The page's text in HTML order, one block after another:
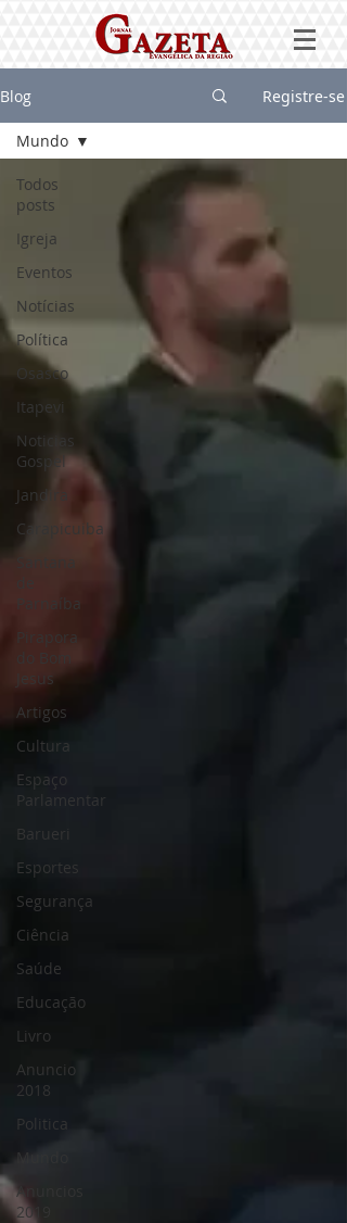
Blog Registre-se
Todos
posts
Igreja
Eventos
Notícias
Política
Osasco
Itapevi
Noticias
Gospel
Jandira
Carapicuiba
Parnaíba
Pirapora
Jesus
Artigos
Cultura
Espaço
Parlamentar
Barueri
Esportes
Segurança
Ciência
Saúde
Educação
Livro
Anuncio
2018
Politica
Mundo
Anuncios
2019
Mundo